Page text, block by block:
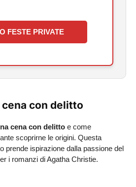
FESTE PRIVATE
con delitto
cena con delitto e come
scoprirne le origini. Questa
prende ispirazione dalla passione del
i romanzi di Agatha Christie.